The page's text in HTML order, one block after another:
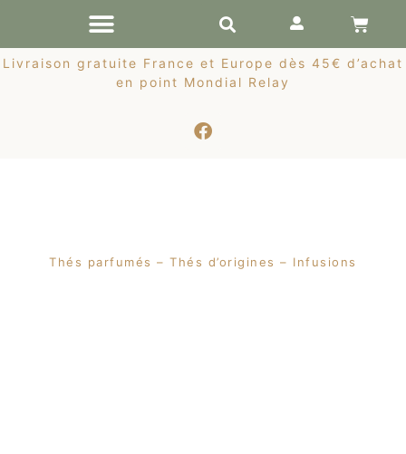
Livraison gratuite France et Europe dès 45€ d’achat
en point Mondial Relay
Thés parfumés – Thés d’origines – Infusions